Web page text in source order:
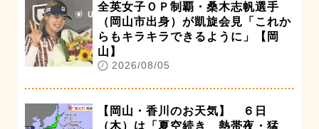
全英女子ＯＰ制覇・桑木志帆選手
（岡山市出身）が凱旋会見「これか
らもキラキラできるように」【岡
山】
2026/08/05
【岡山・香川のお天気】 ６日
（木）は「夏空続き 熱帯夜・猛